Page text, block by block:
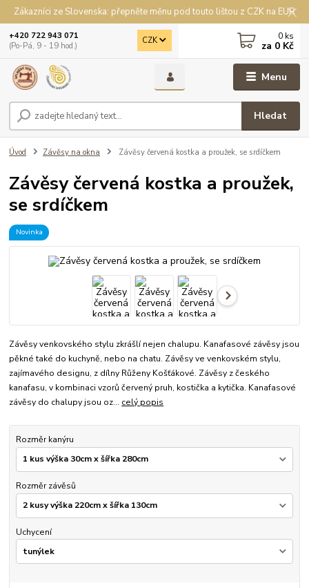
Zákazníci ze Slovenska: přepněte měnu pod touto lištou z CZK na EUR
Menu
CZK
Hledat
+420 722 943 071
(Po-Pá, 9 - 19 hod.)
0 ks
za 0 Kč
Úvod Závěsy na okna Závěsy červená kostka a proužek, se srdíčkem
Závěsy červená kostka a proužek,
se srdíčkem
Novinka
Závěsy venkovského stylu zkrášlí nejen chalupu. Kanafasové závěsy jsou
pěkné také do kuchyně, nebo na chatu. Závěsy ve venkovském stylu,
zajímavého designu, z dílny Růženy Košťákové. Závěsy z českého
kanafasu, v kombinaci vzorů červený pruh, kostička a kytička. Kanafasové
závěsy do chalupy jsou oz... celý popis
Rozměr kanýru
Rozměr závěsů
Uchycení